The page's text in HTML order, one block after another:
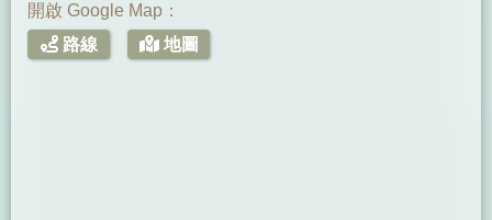
開啟 Google Map：
路線
地圖